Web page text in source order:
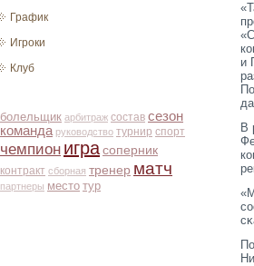
График
Игроки
Клуб
болельщик арбитраж состав сезон
команда руководство турнир спорт
чемпион игра соперник
контракт сборная тренер матч
партнеры место тур
и
В